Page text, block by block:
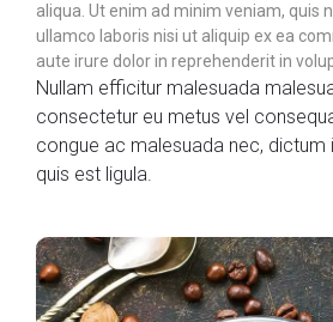
aliqua. Ut enim ad minim veniam, quis
ullamco laboris nisi ut aliquip ex ea
aute irure dolor in reprehenderit in
Nullam efficitur malesuada
consectetur eu metus vel
congue ac malesuada nec, dictum
quis est ligula.